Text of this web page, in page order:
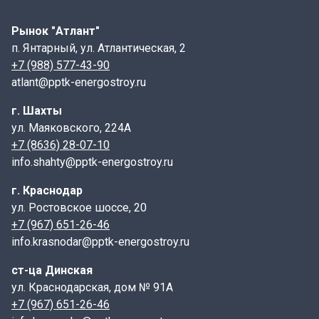
длиной проёмов 3000 мм величина опирания может
достигать от 170 до 300 мм, а если длина перемычки
превышает 2500–3000 мм — 150 мм.
Маркировка
Пример маркировки: Перемычка 5ПБ 30-27П , где:
- 5 –порядковый номер поперечного сечения бруска;
- 30 — длина изделия в дециметрах;
- 27 — расчётная нагрузка в кН/м.
- Цифра перед ПБ — порядковый номер поперечного
сечения;
Рынок "Атлант"
п. Янтарный, ул. Атлантическая, 2
+7 (988) 577-43-90
atlant@pptk-energostroy.ru
г. Шахты
ул. Маяковского, 224А
+7 (8636) 28-07-10
info.shahty@pptk-energostroy.ru
г. Краснодар
ул. Ростовское шоссе, 20
+7 (967) 651-26-46
info.krasnodar@pptk-energostroy.ru
ст-ца Динская
ул. Краснодарская, дом № 91А
+7 (967) 651-26-46